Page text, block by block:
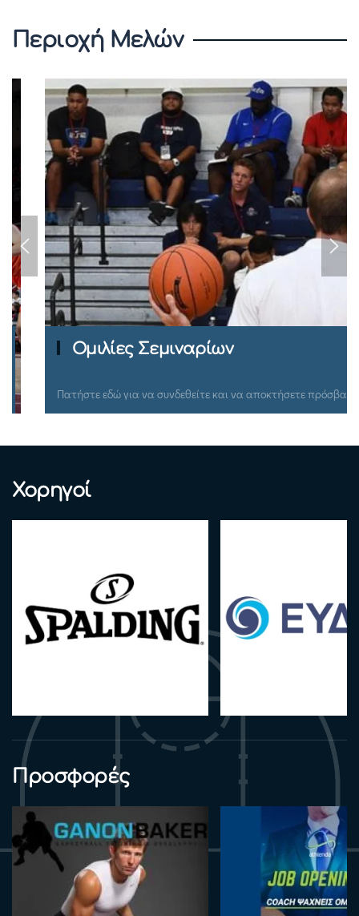
Περιοχή Μελών
Ομιλίες Σεμιναρίων
Πατήστε εδώ για να συνδεθείτε και να αποκτήσετε πρόσβαση.
Χορηγοί
Προσφορές